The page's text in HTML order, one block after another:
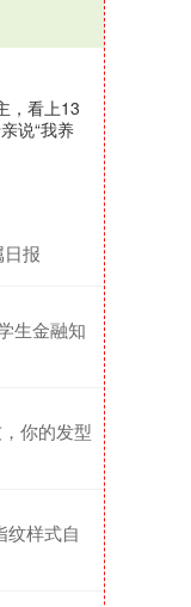
，看上13
说“我养
报
生金融知
你的发型
纹样式自